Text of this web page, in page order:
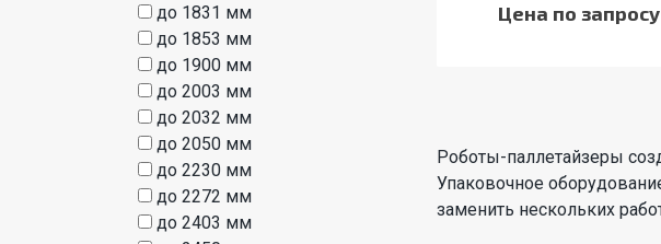
до 1831 мм
до 1853 мм
до 1900 мм
до 2003 мм
до 2032 мм
до 2050 мм
до 2230 мм
до 2272 мм
до 2403 мм
Цена по запросу
Роботы-паллетайзеры
Упаковочное
заменить нескольких